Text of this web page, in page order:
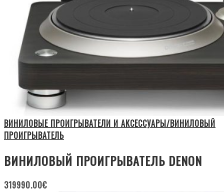
ВИНИЛОВЫЕ ПРОИГРЫВАТЕЛИ И АКСЕССУАРЫ/ВИНИЛОВЫЙ
ПРОИГРЫВАТЕЛЬ
ВИНИЛОВЫЙ ПРОИГРЫВАТЕЛЬ DENON
319990.00€